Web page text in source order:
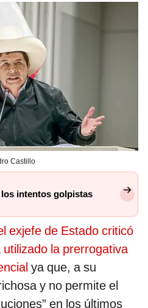
Castillo
intentos golpistas
exjefe de Estado criticó
la prerrogativa
ya que, a su
y no permite el
en los últimos